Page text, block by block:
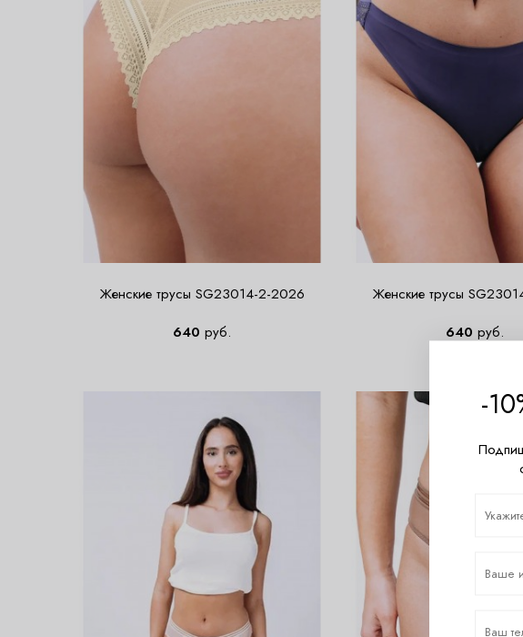
Женские трусы SG23014-2-2026
640 руб.
Женские трусы
640 руб.
-